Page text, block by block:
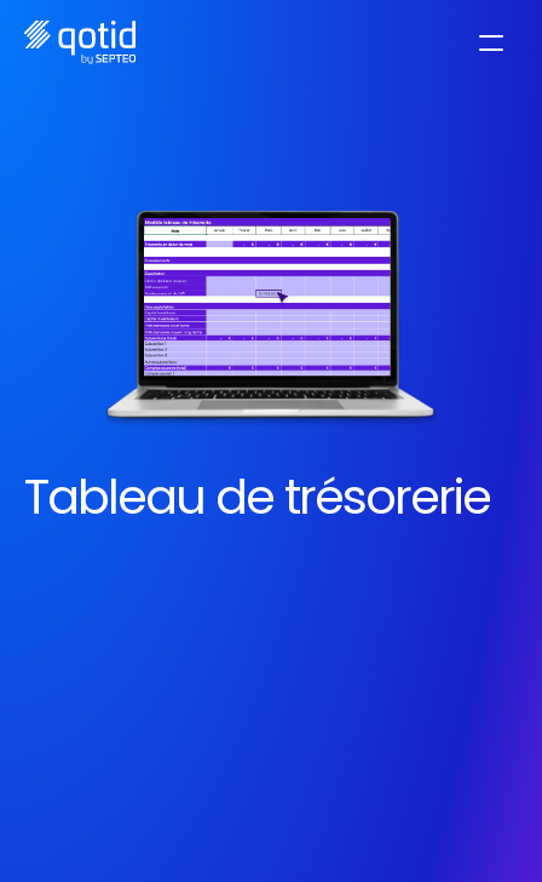
Tableau de trésorerie